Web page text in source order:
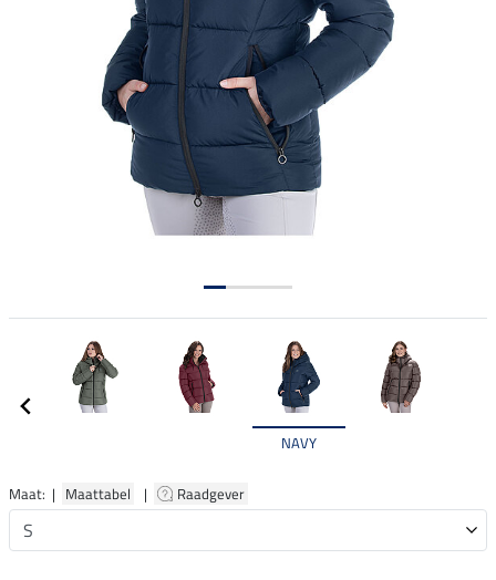
NAVY
Maat: | Maattabel | Raadgever